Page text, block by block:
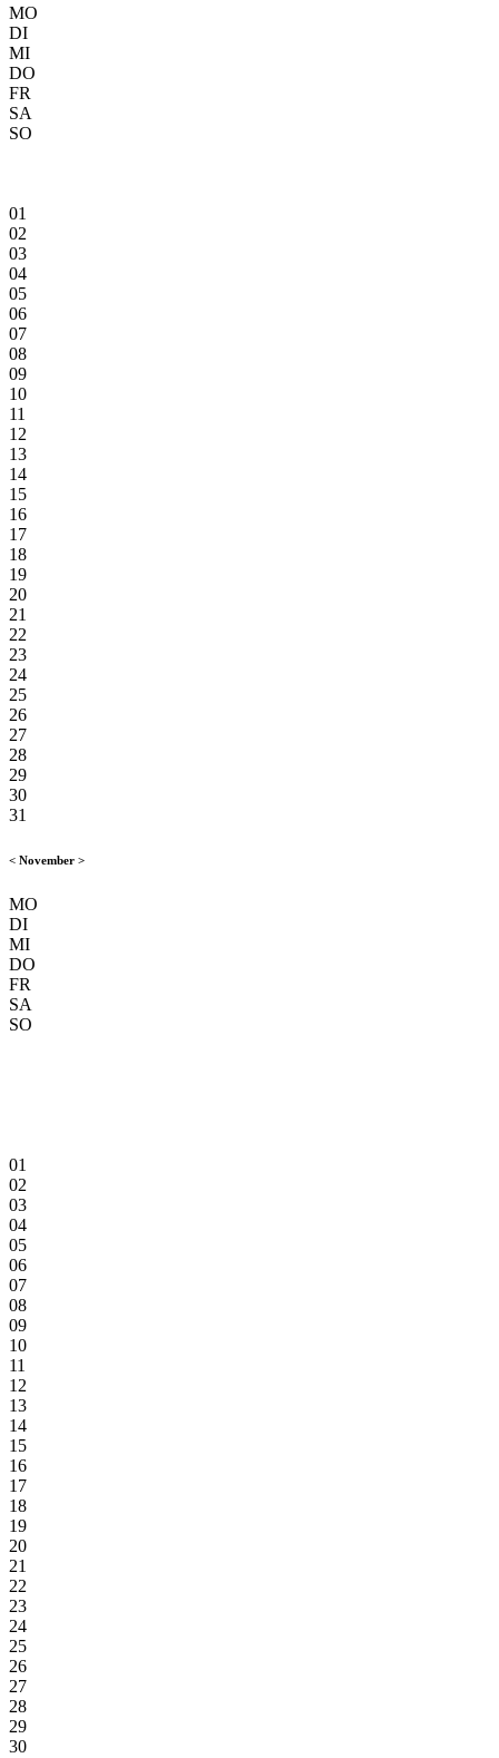
MO
DI
MI
DO
FR
SA
SO
01
02
03
04
05
06
07
08
09
10
11
12
13
14
15
16
17
18
19
20
21
22
23
24
25
26
27
28
29
30
31
< November >
MO
DI
MI
DO
FR
SA
SO
01
02
03
04
05
06
07
08
09
10
11
12
13
14
15
16
17
18
19
20
21
22
23
24
25
26
27
28
29
30